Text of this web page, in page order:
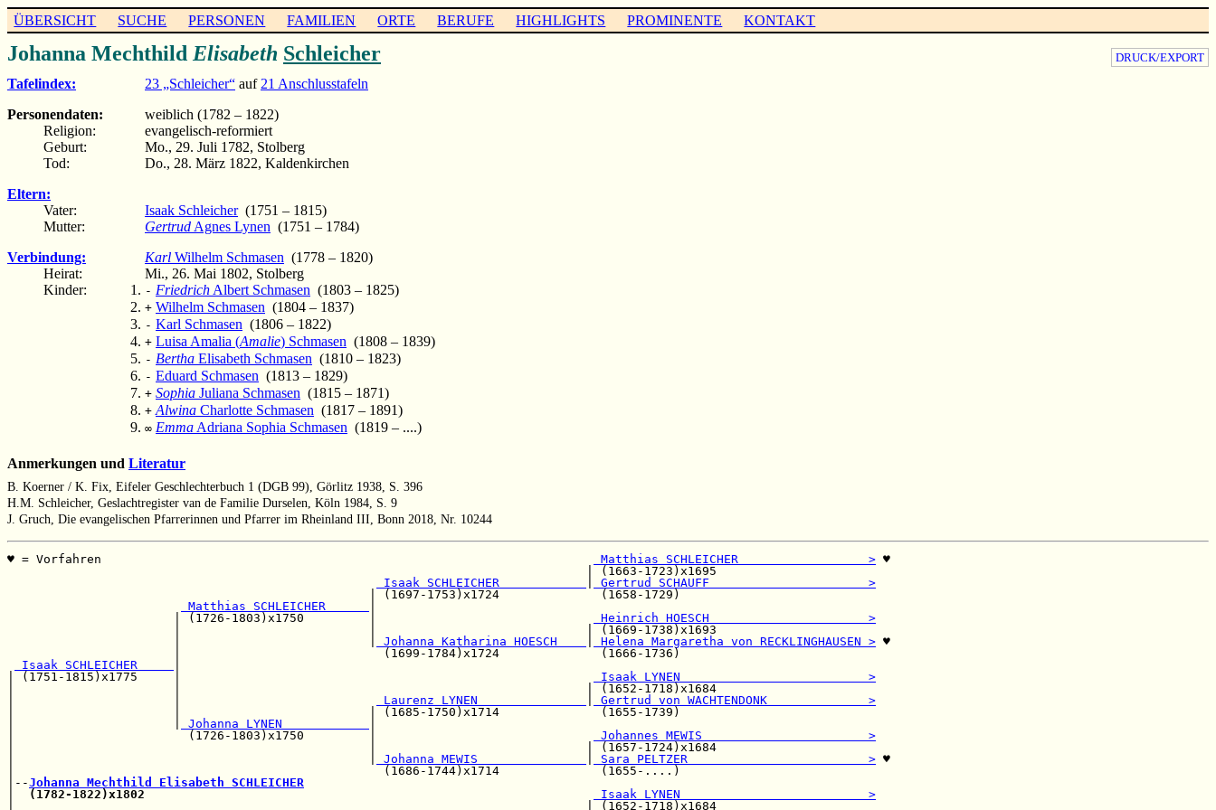
ÜBERSICHT SUCHE PERSONEN FAMILIEN ORTE BERUFE HIGHLIGHTS PROMINENTE KONTAKT
DRUCK/EXPORT
Johanna Mechthild Elisabeth Schleicher
Tafelindex: 23 „Schleicher“ auf 21 Anschlusstafeln
Personendaten:
weiblich (1782 – 1822)
Religion:
evangelisch-reformiert
Geburt:
Mo., 29. Juli 1782, Stolberg
Tod:
Do., 28. März 1822, Kaldenkirchen
Eltern:
Vater:
Isaak Schleicher(1751 – 1815)
Mutter:
Gertrud Agnes Lynen (1751 – 1784)
Verbindung:
Karl Wilhelm Schmasen (1778 – 1820)
Heirat:
Mi., 26. Mai 1802, Stolberg
Kinder:
- Friedrich Albert Schmasen (1803 – 1825)
+ Wilhelm Schmasen (1804 – 1837)
- Karl Schmasen (1806 – 1822)
+ Luisa Amalia (Amalie) Schmasen (1808 – 1839)
- Bertha Elisabeth Schmasen (1810 – 1823)
- Eduard Schmasen (1813 – 1829)
+ Sophia Juliana Schmasen (1815 – 1871)
+ Alwina Charlotte Schmasen (1817 – 1891)
∞ Emma Adriana Sophia Schmasen (1819 – ....)
Anmerkungen und Literatur
B. Koerner / K. Fix, Eifeler Geschlechterbuch 1 (DGB 99), Görlitz 1938, S. 396
H.M. Schleicher, Geslachtregister van de Familie Durselen, Köln 1984, S. 9
J. Gruch, Die evangelischen Pfarrerinnen und Pfarrer im Rheinland III, Bonn 2018, Nr. 10244
♥ = Vorfahren Matthias SCHLEICHER                  > ♥
                                                                                | (1663-1723)x1695
Isaak SCHLEICHER
Gertrud SCHAUFF                      >
                                                  | (1697-1753)x1724              (1658-1729)
Matthias SCHLEICHER
                       | (1726-1803)x1750         |
Heinrich HOESCH                      >
                       |                          |                             | (1669-1738)x1693
Johanna Katharina HOESCH Helena Margaretha von RECKLINGHAUSEN > ♥
                       |                            (1699-1784)x1724              (1666-1736)
Isaak SCHLEICHER
| (1751-1815)x1775     |
Isaak LYNEN                          >
|                      |                                                        | (1652-1718)x1684
Laurenz LYNEN
Gertrud von WACHTENDONK              >
|                      |                          | (1685-1750)x1714              (1655-1739)
Johanna LYNEN
|                        (1726-1803)x1750         |
Johannes MEWIS                       >
|                                                 |                             | (1657-1724)x1684
Johanna MEWIS Sara PELTZER                         > ♥
|                                                   (1686-1744)x1714              (1655-....)
|--Johanna Mechthild Elisabeth SCHLEICHER
(1782-1822)x1802
Isaak LYNEN                          >
|                                                                               | (1652-1718)x1684